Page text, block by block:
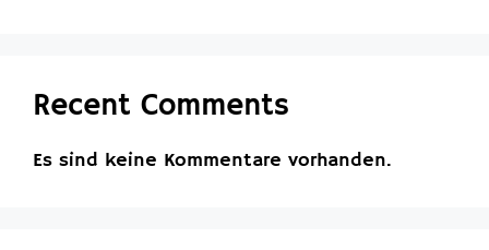
Recent Comments
Es sind keine Kommentare vorhanden.